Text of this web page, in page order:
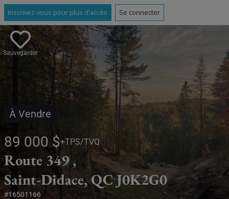
Inscrivez-vous pour plus d'accès Se connecter
Sauvegarder
À Vendre
89 000 $+TPS/TVQ
Route 349 ,
Saint-Didace, QC J0K2G0
#16501166